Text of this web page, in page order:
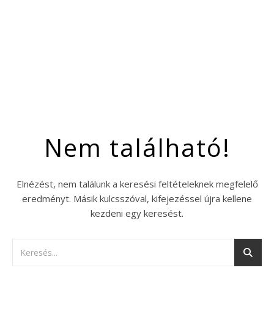
Nem található!
Elnézést, nem találunk a keresési feltételeknek megfelelő
eredményt. Másik kulcsszóval, kifejezéssel újra kellene
kezdeni egy keresést.